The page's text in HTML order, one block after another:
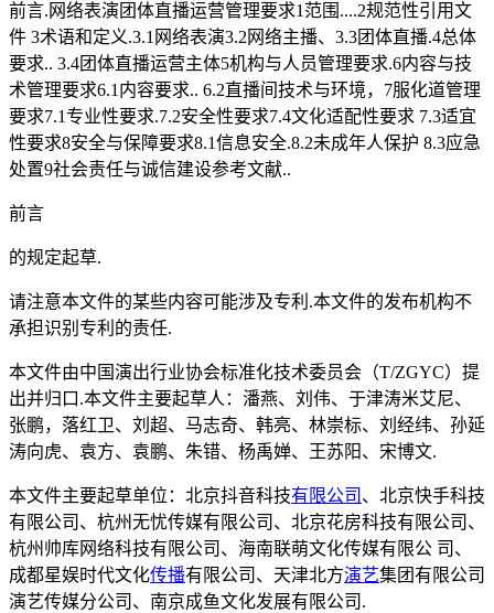
前言.网络表演团体直播运营管理要求1范围....2规范性引用文
件 3术语和定义.3.1网络表演3.2网络主播、3.3团体直播.4总体
要求.. 3.4团体直播运营主体5机构与人员管理要求.6内容与技
术管理要求6.1内容要求.. 6.2直播间技术与环境，7服化道管理
要求7.1专业性要求.7.2安全性要求7.4文化适配性要求 7.3适宜
性要求8安全与保障要求8.1信息安全.8.2未成年人保护 8.3应急
处置9社会责任与诚信建设参考文献..
前言
的规定起草.
请注意本文件的某些内容可能涉及专利.本文件的发布机构不
承担识别专利的责任.
本文件由中国演出行业协会标准化技术委员会（T/ZGYC）提
出并归口.本文件主要起草人：潘燕、刘伟、于津涛米艾尼、
张鹏，落红卫、刘超、马志奇、韩亮、林崇标、刘经纬、孙延
涛向虎、袁方、袁鹏、朱错、杨禹婵、王苏阳、宋博文.
本文件主要起草单位：北京抖音科技有限公司 、北京快手科技
有限公司、杭州无忧传媒有限公司、北京花房科技有限公司、
杭州帅库网络科技有限公司、海南联萌文化传媒有限公 司、
成都星娱时代文化传播有限公司、天津北方演艺集团有限公司
演艺传媒分公司、南京成鱼文化发展有限公司.